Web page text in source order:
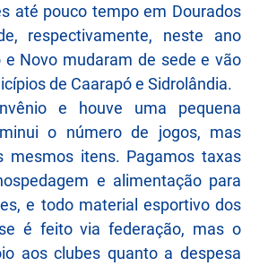
até pouco tempo em Dourados
respectivamente, neste ano
e Novo mudaram de sede e vão
de Caarapó e Sidrolândia.
e houve uma pequena
o número de jogos, mas
mesmos itens. Pagamos taxas
e alimentação para
e todo material esportivo dos
é feito via federação, mas o
aos clubes quanto a despesa